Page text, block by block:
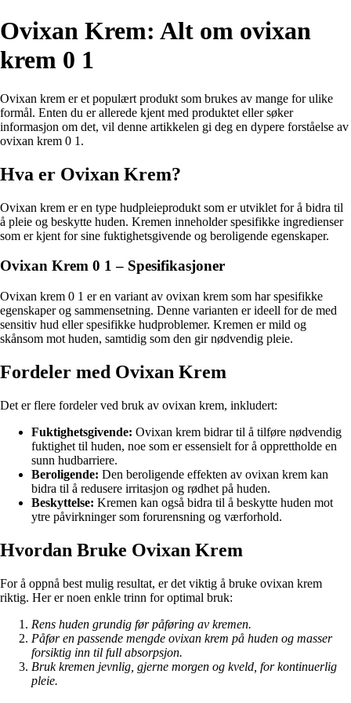
Ovixan Krem: Alt om ovixan
krem 0 1
Ovixan krem er et populært produkt som brukes av mange for ulike
formål. Enten du er allerede kjent med produktet eller søker
informasjon om det, vil denne artikkelen gi deg en dypere forståelse av
ovixan krem 0 1.
Hva er Ovixan Krem?
Ovixan krem er en type hudpleieprodukt som er utviklet for å bidra til
å pleie og beskytte huden. Kremen inneholder spesifikke ingredienser
som er kjent for sine fuktighetsgivende og beroligende egenskaper.
Ovixan Krem 0 1 – Spesifikasjoner
Ovixan krem 0 1 er en variant av ovixan krem som har spesifikke
egenskaper og sammensetning. Denne varianten er ideell for de med
sensitiv hud eller spesifikke hudproblemer. Kremen er mild og
skånsom mot huden, samtidig som den gir nødvendig pleie.
Fordeler med Ovixan Krem
Det er flere fordeler ved bruk av ovixan krem, inkludert:
Fuktighetsgivende: Ovixan krem bidrar til å tilføre nødvendig
fuktighet til huden, noe som er essensielt for å opprettholde en
sunn hudbarriere.
Beroligende: Den beroligende effekten av ovixan krem kan
bidra til å redusere irritasjon og rødhet på huden.
Beskyttelse: Kremen kan også bidra til å beskytte huden mot
ytre påvirkninger som forurensning og værforhold.
Hvordan Bruke Ovixan Krem
For å oppnå best mulig resultat, er det viktig å bruke ovixan krem
riktig. Her er noen enkle trinn for optimal bruk:
Rens huden grundig før påføring av kremen.
Påfør en passende mengde ovixan krem på huden og masser
forsiktig inn til full absorpsjon.
Bruk kremen jevnlig, gjerne morgen og kveld, for kontinuerlig
pleie.